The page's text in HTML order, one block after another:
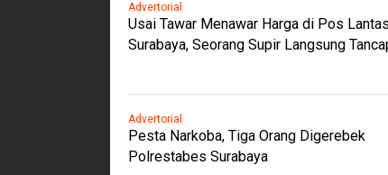
Advertorial
Usai Tawar Menawar Harga di Pos
Surabaya, Seorang Supir Langsung
Advertorial
Pesta Narkoba, Tiga Orang Digerebek
Polrestabes Surabaya